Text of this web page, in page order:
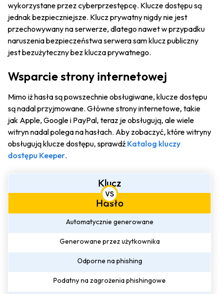
wykorzystane przez cyberprzestępcę. Klucze dostępu są
jednak bezpieczniejsze. Klucz prywatny nigdy nie jest
przechowywany na serwerze, dlatego nawet w przypadku
naruszenia bezpieczeństwa serwera sam klucz publiczny
jest bezużyteczny bez klucza prywatnego.
Wsparcie strony internetowej
Mimo iż hasła są powszechnie obsługiwane, klucze dostępu
są nadal przyjmowane. Główne strony internetowe, takie
jak Apple, Google i PayPal, teraz je obsługują, ale wiele
witryn nadal polega na hasłach. Aby zobaczyć, które witryny
obsługują klucze dostępu, sprawdź Katalog kluczy
dostępu Keeper.
Klucz
Hasło
Automatycznie generowane
Generowane przez użytkownika
Odporne na phishing
Podatny na zagrożenia phishingowe